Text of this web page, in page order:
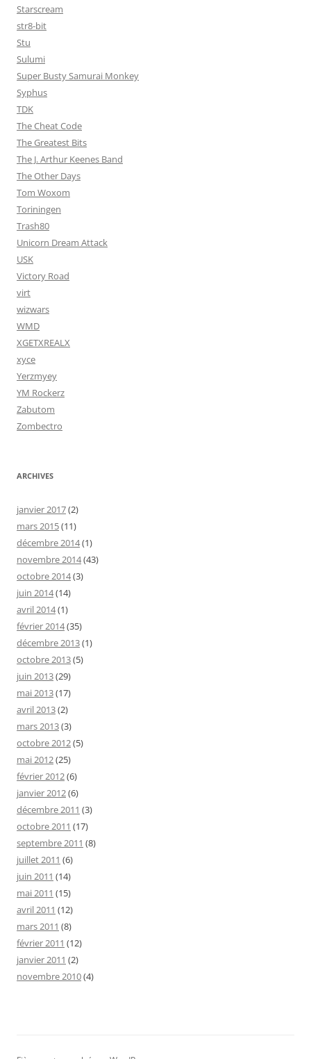
Starscream
str8-bit
Stu
Sulumi
Super Busty Samurai Monkey
Syphus
TDK
The Cheat Code
The Greatest Bits
The J. Arthur Keenes Band
The Other Days
Tom Woxom
Toriningen
Trash80
Unicorn Dream Attack
USK
Victory Road
virt
wizwars
WMD
XGETXREALX
xyce
Yerzmyey
YM Rockerz
Zabutom
Zombectro
ARCHIVES
janvier 2017(2)
mars 2015(11)
décembre 2014(1)
novembre 2014(43)
octobre 2014(3)
juin 2014(14)
avril 2014(1)
février 2014(35)
décembre 2013(1)
octobre 2013(5)
juin 2013(29)
mai 2013(17)
avril 2013(2)
mars 2013(3)
octobre 2012(5)
mai 2012(25)
février 2012(6)
janvier 2012(6)
décembre 2011 (3)
octobre 2011 (17)
septembre 2011 (8)
juillet 2011 (6)
juin 2011 (14)
mai 2011 (15)
avril 2011 (12)
mars 2011 (8)
février 2011 (12)
janvier 2011 (2)
novembre 2010(4)